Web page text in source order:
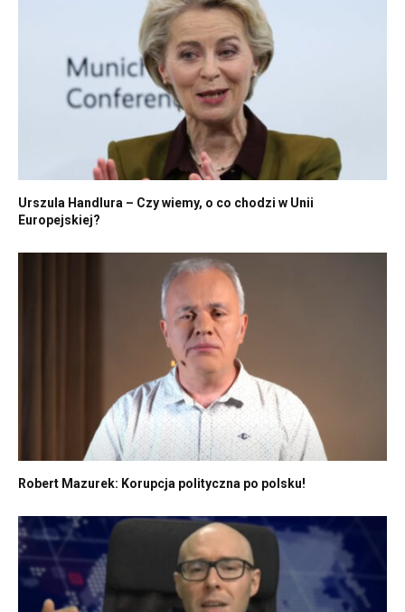
Urszula Handlura – Czy wiemy, o co chodzi w Unii
Europejskiej?
Robert Mazurek: Korupcja polityczna po polsku!